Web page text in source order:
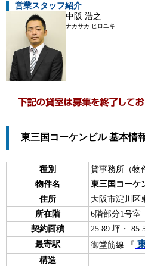
営業スタッフ紹介
中阪 浩之
ナカサカ ヒロユキ
東三国コーケンビル 基本情
種別
貸事務所（物
物件名
東三国コーケ
住所
大阪市淀川区
所在階
6階部分1号室
契約面積
25.89 坪・
最寄駅
御堂筋線 『
構造